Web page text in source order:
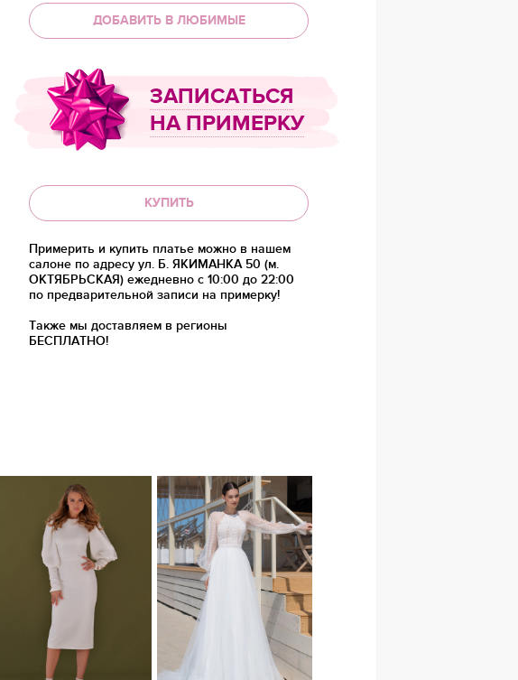
ДОБАВИТЬ В ЛЮБИМЫЕ
ЗАПИСАТЬСЯ
НА ПРИМЕРКУ
КУПИТЬ
Примерить и купить платье можно в нашем
салоне по адресу ул. Б. ЯКИМАНКА 50 (м.
ОКТЯБРЬСКАЯ) ежедневно с 10:00 до 22:00
по предварительной записи на примерку!
Также мы доставляем в регионы
БЕСПЛАТНО!